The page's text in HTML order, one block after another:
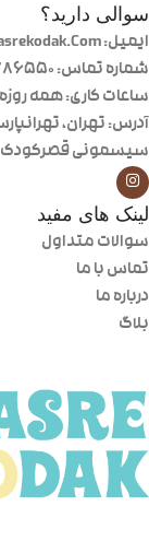
سوالی دارید؟
ایمیل: Info@Sismonighasrekodak.Com
شماره تماس: 02177786550
ساعات کاری: همه روزه از ۱۰:۰۰ الی
آدرس: تهران،
سیسمونی قصرکودک
لینک های مفید
سوالات متداول
تماس با ما
درباره ما
بلاگ